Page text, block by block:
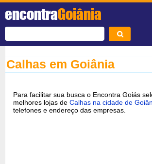
encontraGoiânia
Calhas em Goiânia
Para facilitar sua busca o Encontra Goiás
melhores lojas deCalhas na cidade de
telefones e endereço das empresas.